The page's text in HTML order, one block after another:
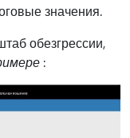
значения.
обезгрессии,
: